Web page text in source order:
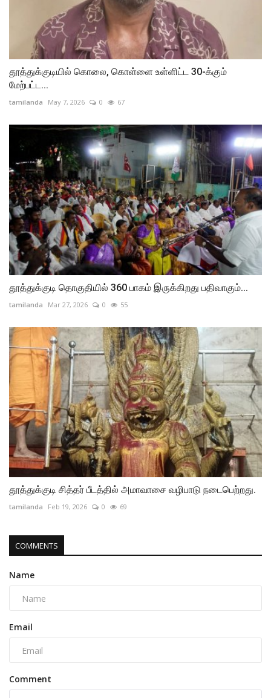
தூத்துக்குடியில் கொலை, கொள்ளை உள்ளிட்ட 30-க்கும்
மேற்பட்ட...
tamilanda May 7, 2026 0 67
தூத்துக்குடி தொகுதியில் 360 பாகம் இருக்கிறது பதிவாகும்...
tamilanda Mar 27, 2026 0 55
தூத்துக்குடி சித்தர் பீடத்தில் அமாவாசை வழிபாடு நடைபெற்றது.
tamilanda Feb 19, 2026 0 69
COMMENTS
Name
Email
Comment